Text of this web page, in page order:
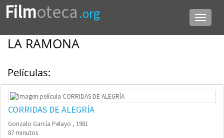
Menú
de
Filmoteca .org
LA RAMONA
Películas:
CORRIDAS DE ALEGRÍA
Gonzalo García Pelayo , 1981
87 minutos